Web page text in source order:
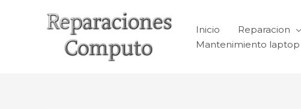
Inicio Reparacion
Mantenimiento laptop